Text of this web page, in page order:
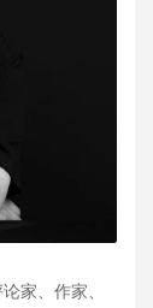
家、作家、